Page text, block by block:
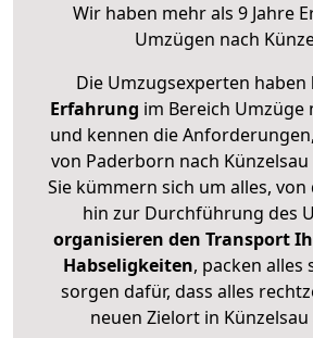
Wir haben mehr als 9 Jahre
Umzügen nach
Die Umzugsexperten haben
Erfahrung im Bereich Umzüge
und kennen die
von Paderborn nach
Sie kümmern sich um alles,
hin zur Durchführung des
organisieren den Transport
Habseligkeiten, packen alles
sorgen dafür, dass alles
neuen Zielort in